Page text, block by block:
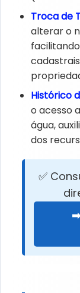
Troca de
alterar o
Histórico
o acesso
água,
dos
✅